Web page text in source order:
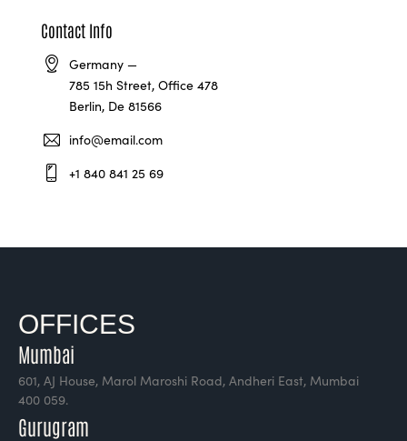
Contact Info
Germany —
785 15h Street, Office 478
Berlin, De 81566
info@email.com
+1 840 841 25 69
OFFICES
Mumbai
601, AJ House, Marol Maroshi Road, Andheri East, Mumbai
400 059.
Gurugram